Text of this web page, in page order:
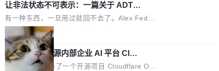
“智构可信·质创未来——AI原生时代的质量新范
式”为主题，直面AI从实验室走向规模化产业落地
的核心质量命题。会上，《2026智能研发生产力
工具选型手册》发布，Testin云测的Testin XAge
nt智能测试系统入选AI测试领域代表产品。对CI
O而言，这提示了一个转变：AI测试正在从效率
让非法状态不可表示：一篇关于 ADT
的帖子在 Reddit 火了
有一种东西，一旦用过就回不去了。Alex Fedos
eev 管它叫"软件设计的基石"。 他说的东西不新
鲜——代数数据类型（ADT），尤其是和类型
（sum type）。但他说清楚了一件事：这不是类
型系统的学术体操，是日常编码的思维方式。 文
局
Cloudflare 开源内部企业 AI 平台 Clou
dflare OS
Cloudflare 发布了一个开源项目 Cloudflare O